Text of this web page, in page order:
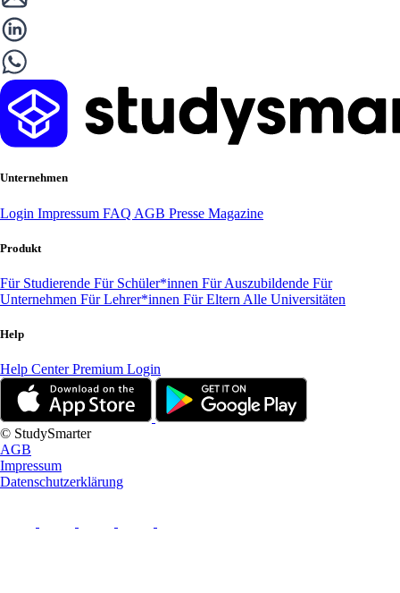
Unternehmen
Login Impressum FAQ AGB Presse Magazine
Produkt
Für Studierende Für Schüler*innen Für Auszubildende Für
Unternehmen Für Lehrer*innen Für Eltern Alle Universitäten
Help
Help CenterPremium Login
© StudySmarter
AGB
Impressum
Datenschutzerklärung